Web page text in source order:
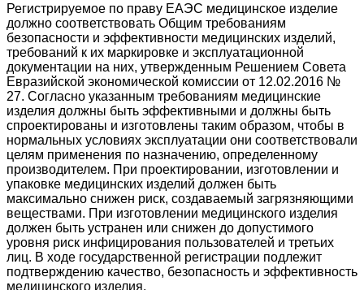
Регистрируемое по праву ЕАЭС медицинское изделие
должно соответствовать Общим требованиям
безопасности и эффективности медицинских изделий,
требований к их маркировке и эксплуатационной
документации на них, утвержденным Решением Совета
Евразийской экономической комиссии от 12.02.2016 №
27. Согласно указанным требованиям медицинские
изделия должны быть эффективными и должны быть
спроектированы и изготовлены таким образом, чтобы в
нормальных условиях эксплуатации они соответствовали
целям применения по назначению, определенному
производителем. При проектировании, изготовлении и
упаковке медицинских изделий должен быть
максимально снижен риск, создаваемый загрязняющими
веществами. При изготовлении медицинского изделия
должен быть устранен или снижен до допустимого
уровня риск инфицирования пользователей и третьих
лиц. В ходе государственной регистрации подлежит
подтверждению качество, безопасность и эффективность
медицинского изделия.